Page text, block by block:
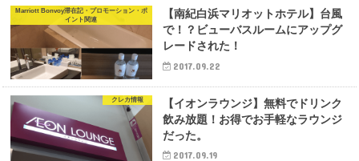
Marriott Bonvoy滞在記・プロモーション・ポ
イント関連
【南紀白浜マリオットホテル】台風
で！？ビューバスルームにアップグ
レードされた！
2017.09.22
クレカ情報
【イオンラウンジ】無料でドリンク
飲み放題！お得でお手軽なラウンジ
だった。
2017.09.19